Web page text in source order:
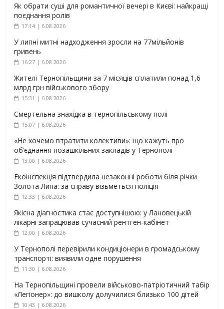
Як обрати суші для романтичної вечері в Києві: найкращі
поєднання ролів
17:14 | 6.08.2026
У липні митні надходження зросли на 77мільйонів
гривень
16:27 | 6.08.2026
Жителі Тернопільщини за 7 місяців сплатили понад 1,6
млрд грн військового збору
15:31 | 6.08.2026
Смертельна знахідка в тернопільському полі
15:07 | 6.08.2026
«Не хочемо втратити колективи»: що кажуть про
об’єднання позашкільних закладів у Тернополі
13:00 | 6.08.2026
Екоінспекція підтвердила незаконні роботи біля річки
Золота Липа: за справу візьметься поліція
12:33 | 6.08.2026
Якісна діагностика стає доступнішою: у Лановецькій
лікарні запрацював сучасний рентген-кабінет
12:00 | 6.08.2026
У Тернополі перевірили кондиціонери в громадському
транспорті: виявили одне порушення
11:30 | 6.08.2026
На Тернопільщині провели військово-патріотичний табір
«Легіонер»: до вишколу долучилися близько 100 дітей
10:43 | 6.08.2026